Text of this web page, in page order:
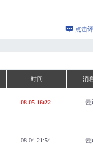
点击
时间 消
08-05 16:22 云
08-04 21:54 云